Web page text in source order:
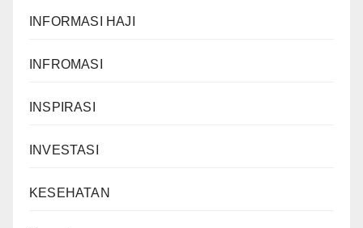
INFORMASI HAJI
INFROMASI
INSPIRASI
INVESTASI
KESEHATAN